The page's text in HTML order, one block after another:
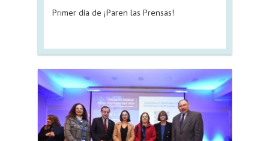
Primer día de ¡Paren las Prensas!